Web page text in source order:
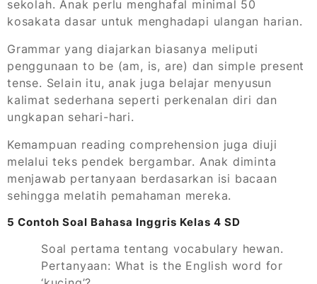
sekolah. Anak perlu menghafal minimal 50
kosakata dasar untuk menghadapi ulangan harian.
Grammar yang diajarkan biasanya meliputi
penggunaan to be (am, is, are) dan simple present
tense. Selain itu, anak juga belajar menyusun
kalimat sederhana seperti perkenalan diri dan
ungkapan sehari-hari.
Kemampuan reading comprehension juga diuji
melalui teks pendek bergambar. Anak diminta
menjawab pertanyaan berdasarkan isi bacaan
sehingga melatih pemahaman mereka.
5 Contoh Soal Bahasa Inggris Kelas 4 SD
Soal pertama tentang vocabulary hewan.
Pertanyaan: What is the English word for